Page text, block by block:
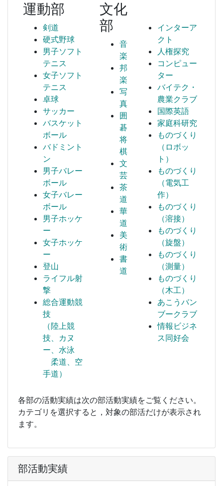
運動部
剣道
硬式野球
男子ソフト
テニス
女子ソフト
テニス
卓球
サッカー
バスケット
ボール
バドミント
ン
男子バレー
ボール
女子バレー
ボール
男子ホッケ
ー
女子ホッケ
ー
登山
ライフル射
撃
総合運動競
技
（陸上競
技、カヌ
ー、水泳
柔道、空
手道）
文化
部
音
楽
邦
楽
写
真
囲
碁
将
棋
文
芸
茶
道
華
道
美
術
書
道
インターア
クト
人権探究
コンピュー
ター
バイテク・
農業クラブ
国際英語
家庭科研究
ものづくり
（ロボッ
ト）
ものづくり
（電気工
作）
ものづくり
（溶接）
ものづくり
（旋盤）
ものづくり
（測量）
ものづくり
（木工）
あこうバン
ブークラブ
情報ビジネ
ス同好会
各部の活動実績は次の部活動実績をご覧ください。
カテゴリを選択すると，対象の部活だけが表示され
ます。
部活動実績